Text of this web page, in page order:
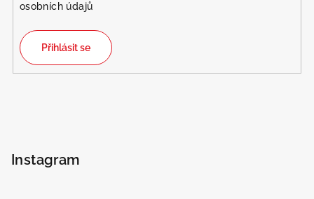
osobních údajů
Přihlásit se
Instagram